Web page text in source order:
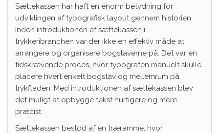
Sættekassen har haft en enorm betydning for
udviklingen af typografisk layout gennem historien.
Inden introduktionen af sættekassen i
trykkeribranchen var der ikke en effektiv måde at
arrangere og organisere bogstaverne på. Det var en
tidskrævende proces, hvor typografen manuelt skulle
placere hvert enkelt bogstav og mellemrum på
trykfladen. Med introduktionen af sættekassen blev
det muligt at opbygge tekst hurtigere og mere
præcist.
Sættekassen bestod af en træramme, hvor